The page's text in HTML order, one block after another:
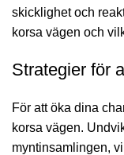
skicklighet och
korsa vägen och
Strategier för
För att öka dina
korsa vägen.
myntinsamlingen,